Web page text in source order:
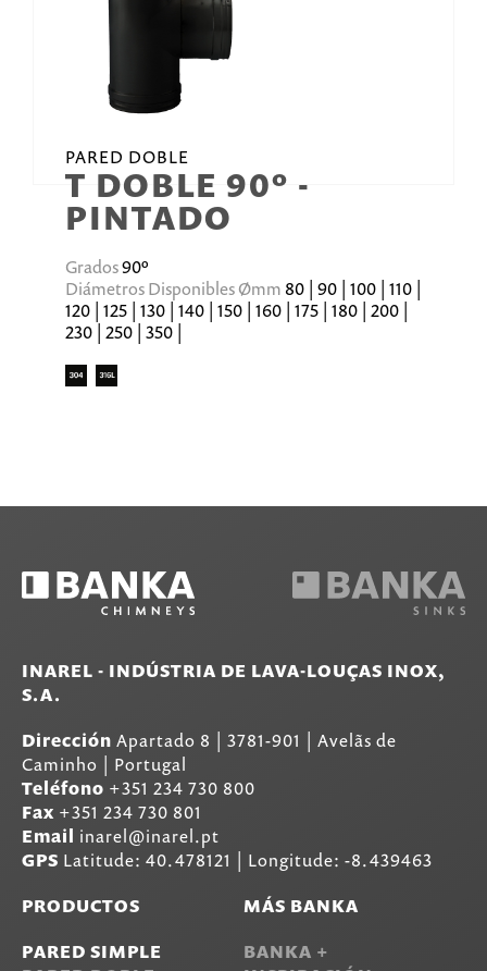
PARED DOBLE
T DOBLE 90º -
PINTADO
Grados90º
Diámetros Disponibles Ømm 80 | 90 | 100 | 110 |
120 | 125 | 130 | 140 | 150 | 160 | 175 | 180 | 200 |
230 | 250 | 350 |
INAREL - INDÚSTRIA DE LAVA-LOUÇAS INOX,
S.A.
Dirección Apartado 8 3781-901
Avelãs de
Caminho | Portugal
Teléfono +351 234 730 800
Fax +351 234 730 801
Email inarel@inarel.pt
GPS Latitude: 40.478121 | Longitude: -8.439463
PRODUCTOS
PARED SIMPLE
MÁS BANKA
BANKA +